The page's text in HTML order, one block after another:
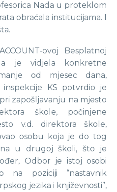
Nada u proteklom
obraćala institucijama. I
ovoj Besplatnoj
je vidjela konkretne
od mjesec dana,
KS potvrdio je
zapošljavanju na mjesto
škole, počinjene
v.d. direktora škole,
osobu koja je do tog
u drugoj školi, što je
Odbor je istoj osobi
na poziciji “nastavnik
jezika i književnosti”,